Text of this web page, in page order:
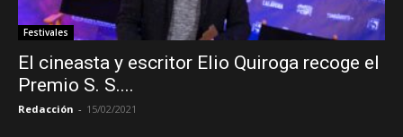
Festivales
El cineasta y escritor Elio Quiroga recoge el
Premio S. S....
Redacción - 15/02/2021